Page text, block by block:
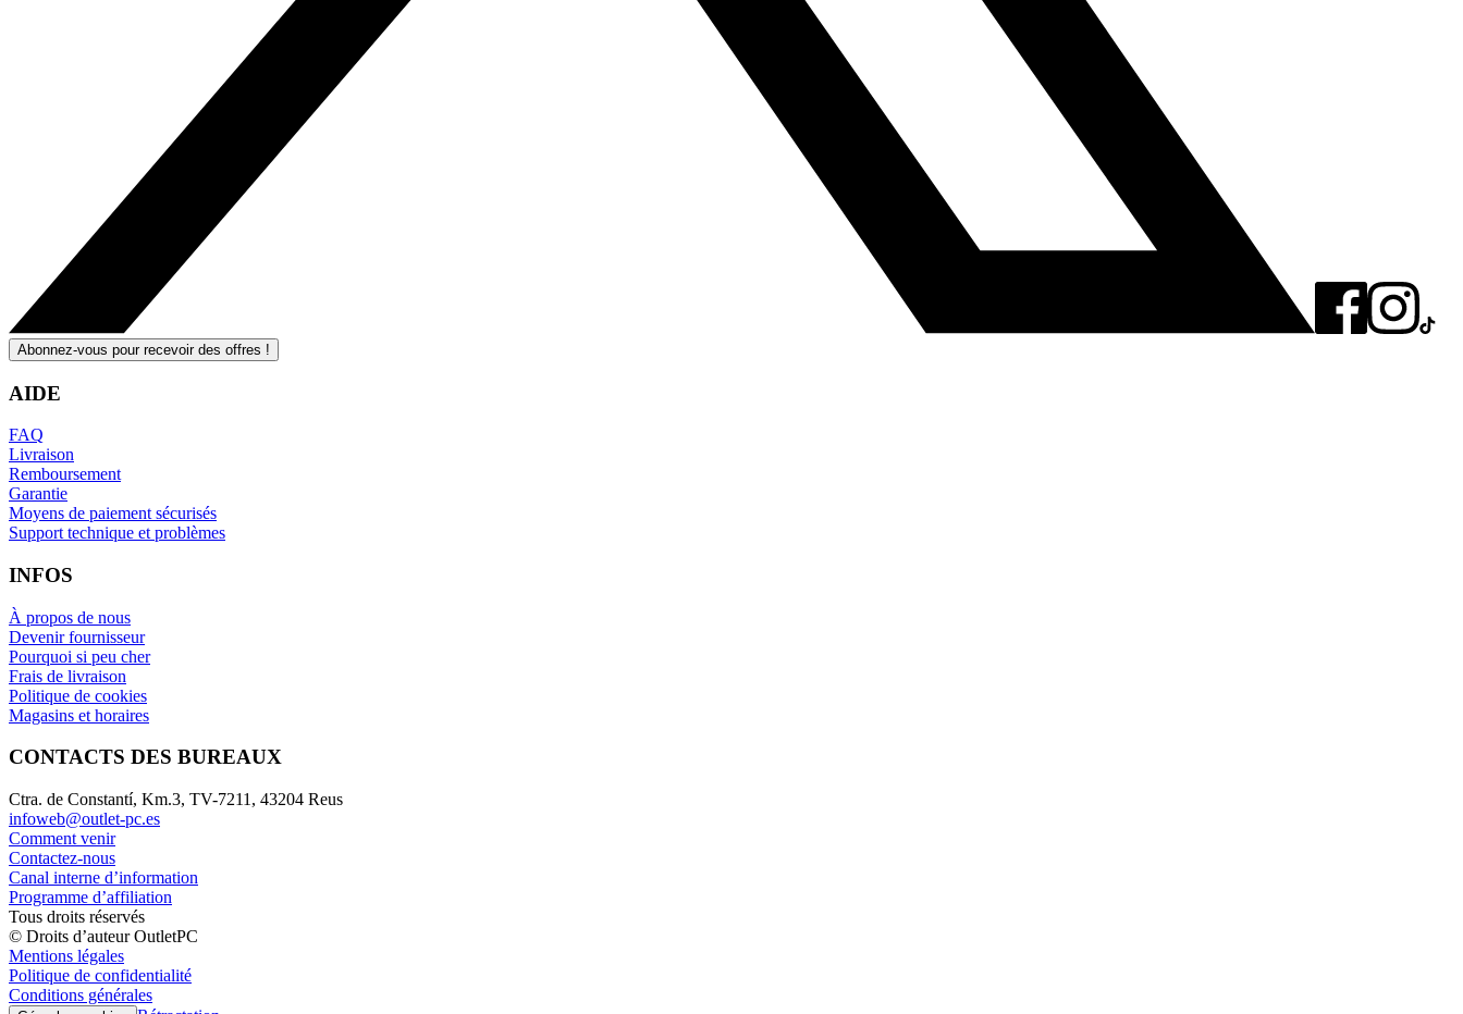
Abonnez-vous pour recevoir des offres !
AIDE
FAQ
Livraison
Remboursement
Garantie
Moyens de paiement sécurisés
Support technique et problèmes
INFOS
À propos de nous
Devenir fournisseur
Pourquoi si peu cher
Frais de livraison
Politique de cookies
Magasins et horaires
CONTACTS DES BUREAUX
Ctra. de Constantí, Km.3, TV-7211, 43204 Reus
infoweb@outlet-pc.es
Comment venir
Contactez-nous
Canal interne d’information
Programme d’affiliation
Tous droits réservés
© Droits d’auteur OutletPC
Mentions légales
Politique de confidentialité
Conditions générales